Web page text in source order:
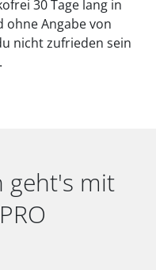
30 Tage lang in
ohne Angabe von
nicht zufrieden sein
geht's mit